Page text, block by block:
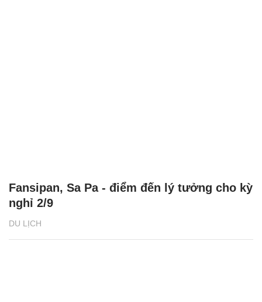
DU LỊCH
Fansipan, Sa Pa - điểm đến lý tưởng cho kỳ
nghỉ 2/9